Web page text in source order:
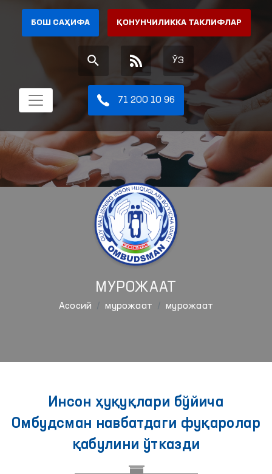
БОШ САҲИФА ҚОНУНЧИЛИККА ТАКЛИФЛАР
ЎЗ
71 200 10 96
МУРОЖААТ
Aсосий мурожаат мурожаат
Инсон ҳуқуқлари бўйича
Омбудсман навбатдаги фуқаролар
қабулини ўтказди